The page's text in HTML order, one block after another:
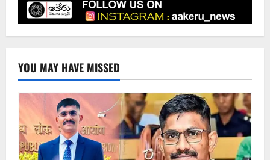
YOU MAY HAVE MISSED